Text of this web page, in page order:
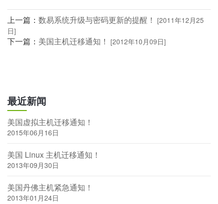
上一篇： 数易系统升级与密码更新的提醒！ [2011年12月25
日]
下一篇： 美国主机迁移通知！ [2012年10月09日]
最近新闻
美国虚拟主机迁移通知！
2015年06月16日
美国 Linux 主机迁移通知！
2013年09月30日
美国丹佛主机紧急通知！
2013年01月24日